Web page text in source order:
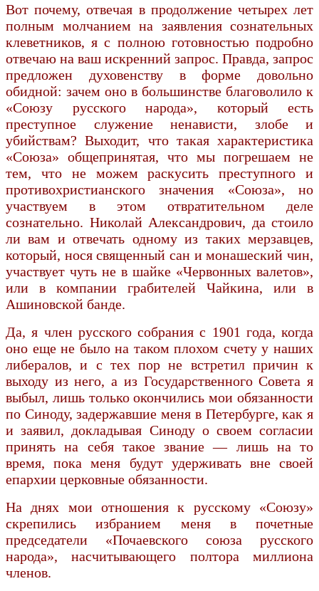
Вот почему, отвечая в продолжение четырех лет
полным молчанием на заявления сознательных
клеветников, я с полною готовностью подробно
отвечаю на ваш искренний запрос. Правда, запрос
предложен духовенству в форме довольно
обидной: зачем оно в большинстве благоволило к
«Союзу русского народа», который есть
преступное служение ненависти, злобе и
убийствам? Выходит, что такая характеристика
«Союза» общепринятая, что мы погрешаем не
тем, что не можем раскусить преступного и
противохристианского значения «Союза», но
участвуем в этом отвратительном деле
сознательно. Николай Александрович, да стоило
ли вам и отвечать одному из таких мерзавцев,
который, нося священный сан и монашеский чин,
участвует чуть не в шайке «Червонных валетов»,
или в компании грабителей Чайкина, или в
Ашиновской банде.
Да, я член русского собрания с 1901 года, когда
оно еще не было на таком плохом счету у наших
либералов, и с тех пор не встретил причин к
выходу из него, а из Государственного Совета я
выбыл, лишь только окончились мои обязанности
по Синоду, задержавшие меня в Петербурге, как я
и заявил, докладывая Синоду о своем согласии
принять на себя такое звание — лишь на то
время, пока меня будут удерживать вне своей
епархии церковные обязанности.
На днях мои отношения к русскому «Союзу»
скрепились избранием меня в почетные
председатели «Почаевского союза русского
народа», насчитывающего полтора миллиона
членов.